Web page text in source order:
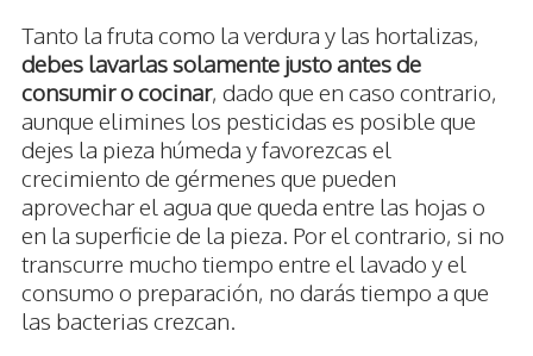
Tanto la fruta como la verdura y las hortalizas,
debes lavarlas solamente justo antes de
consumir o cocinar, dado que en caso contrario,
aunque elimines los pesticidas es posible que
dejes la pieza húmeda y favorezcas el
crecimiento de gérmenes que pueden
aprovechar el agua que queda entre las hojas o
en la superficie de la pieza. Por el contrario, si no
transcurre mucho tiempo entre el lavado y el
consumo o preparación, no darás tiempo a que
las bacterias crezcan.